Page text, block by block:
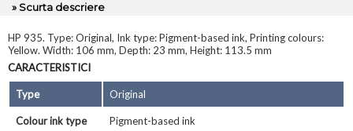
» Scurta descriere
HP 935. Type: Original, Ink type: Pigment-based ink, Printing colours:
Yellow. Width: 106 mm, Depth: 23 mm, Height: 113.5 mm
CARACTERISTICI
Type Original
Colour ink type Pigment-based ink